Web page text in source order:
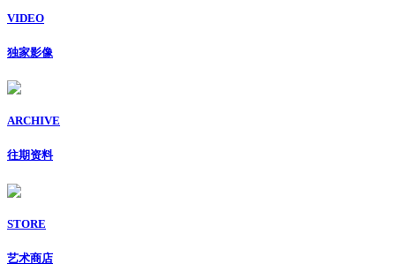
VIDEO
独家影像
ARCHIVE
往期资料
STORE
艺术商店